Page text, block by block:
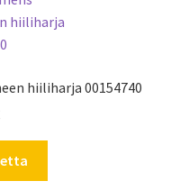
hiiliharja 00154740